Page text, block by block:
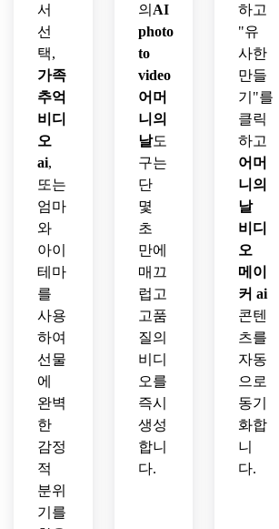
서
선
택,
가족
추억
비디
오
ai,
또는
엄마
와
아이
테마
를
사용
하여
선물
에
완벽
한
감정
적
분위
기를
의 AI
photo
to
video
어머
니의
날도
구는
단
몇
초
만에
매끄
럽고
고품
질의
비디
오를
즉시
생성
합니
다.
하고
"유
사한
만들
기"를
클릭
하고
어머
니의
날
비디
오
메이
커 ai
콘텐
츠를
자동
으로
동기
화합
니
다.